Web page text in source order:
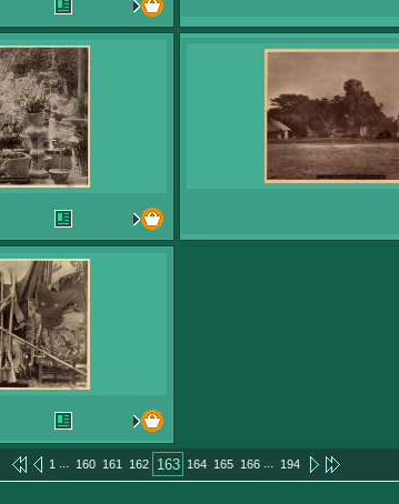
1 ... 160 161 162 163 164 165 166 ... 194